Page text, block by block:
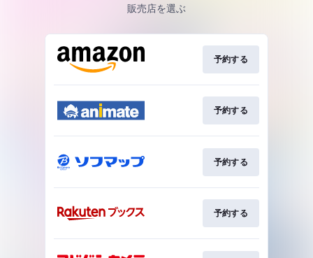
販売店を選ぶ
予約する
予約する
予約する
予約する